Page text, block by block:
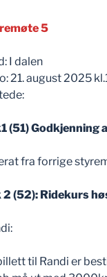
5
I dalen
21. august 2025
(51)
fra forrige
2 (52): Ridekurs
til Randi er